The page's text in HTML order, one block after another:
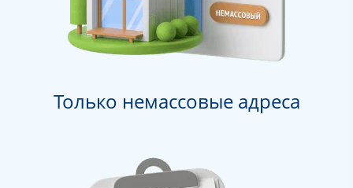
Только немассовые адреса